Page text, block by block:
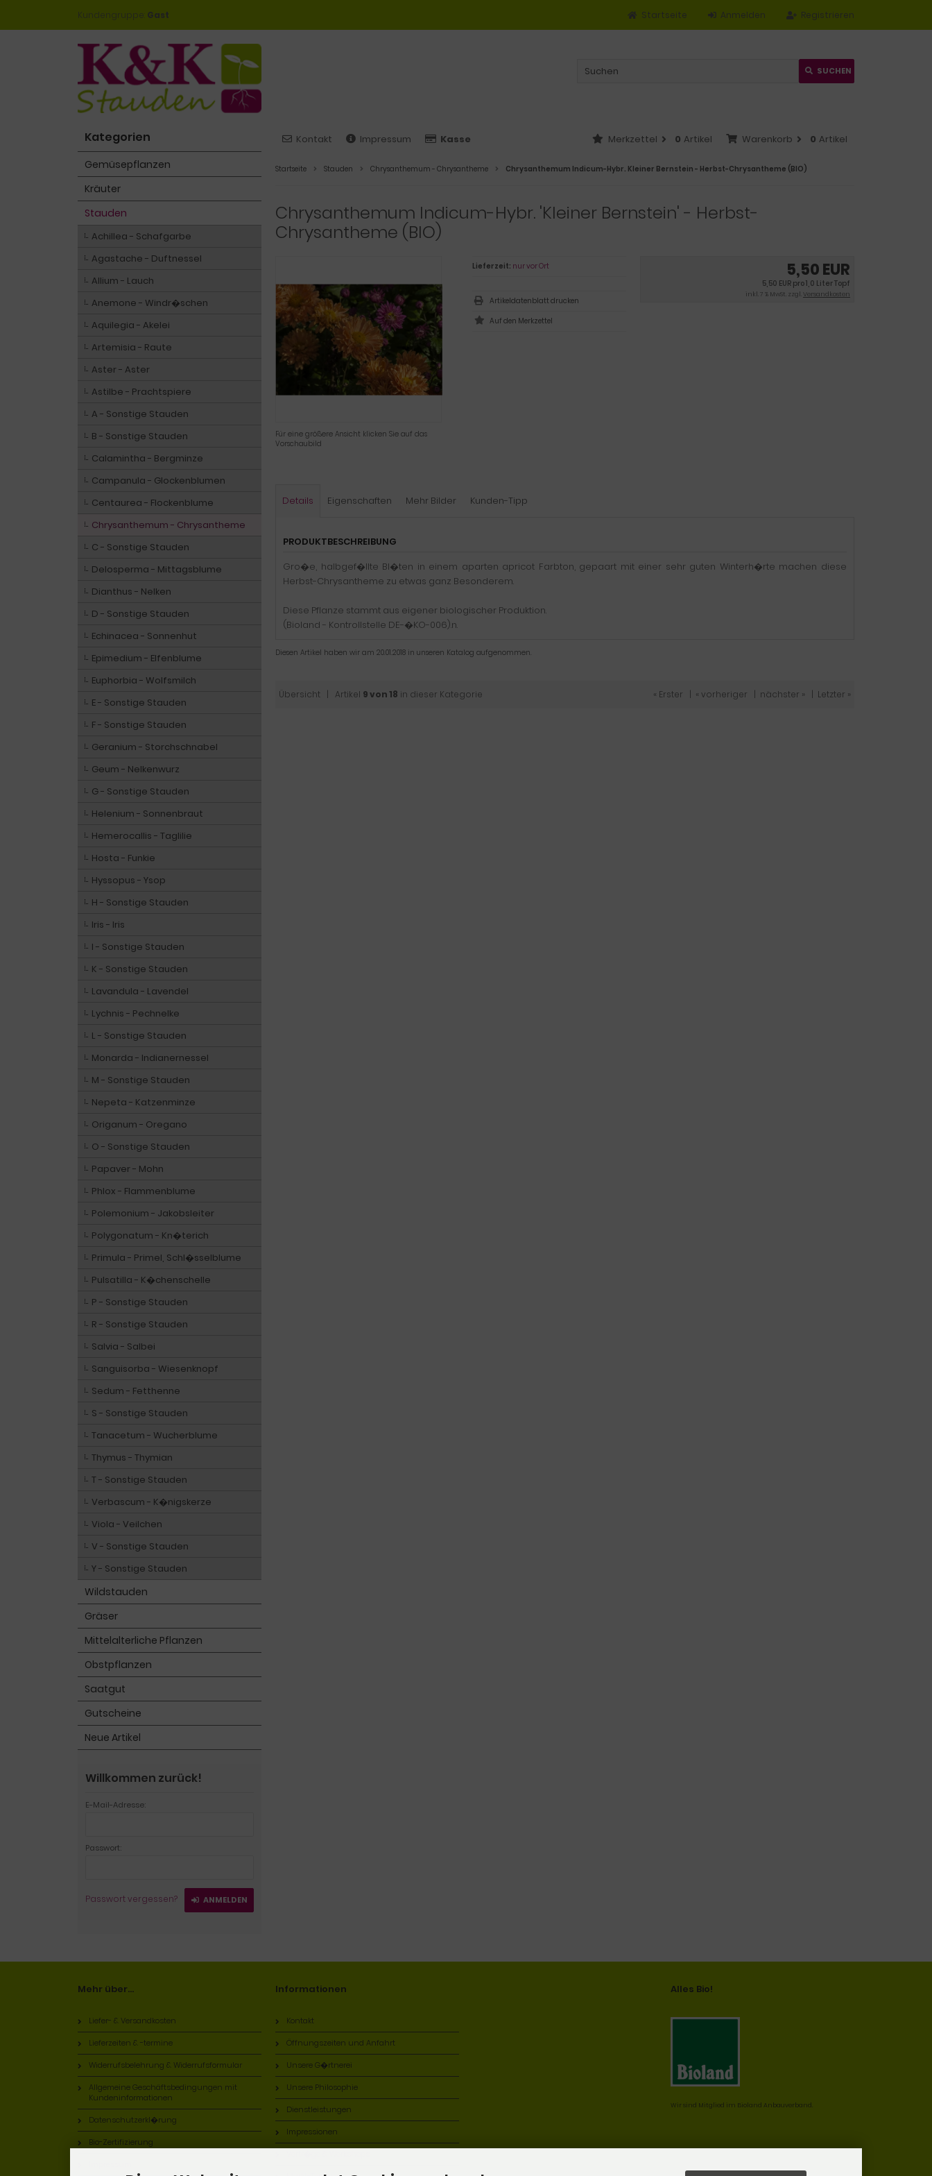
Kundengruppe: Gast Registrieren
Anmelden
Startseite
SUCHEN
Kontakt Impressum Kasse Warenkorb 0 Artikel
Merkzettel 0 Artikel
Startseite Stauden Chrysanthemum - Chrysantheme Chrysanthemum Indicum-Hybr. Kleiner Bernstein - Herbst-Chrysantheme (BIO)
Chrysanthemum Indicum-Hybr. 'Kleiner Bernstein' - Herbst-
Chrysantheme (BIO)
Für eine größere Ansicht klicken Sie auf das
Vorschaubild
5,50 EUR
5,50 EUR pro 1,0 Liter Topf
inkl. 7 % MwSt. zzgl.Versandkosten
Lieferzeit: nur vor Ort
Artikeldatenblatt drucken
Details Eigenschaften Mehr Bilder Kunden-Tipp
PRODUKTBESCHREIBUNG
Gro�e, halbgef�llte Bl�ten in einem aparten apricot Farbton, gepaart mit einer sehr guten Winterh�rte machen diese
Herbst-Chrysantheme zu etwas ganz Besonderem.
Diese Pflanze stammt aus eigener biologischer Produktion.
(Bioland - Kontrollstelle DE-�KO-006).n.
Diesen Artikel haben wir am 20.01.2018 in unseren Katalog aufgenommen.
Übersicht | Artikel 9 von 18 in dieser Kategorie « Erster « vorheriger nächster » Letzter »
Kategorien
Gemüsepflanzen
Kräuter
Stauden
Achillea - Schafgarbe
Agastache - Duftnessel
Allium - Lauch
Anemone - Windr�schen
Aquilegia - Akelei
Artemisia - Raute
Aster - Aster
Astilbe - Prachtspiere
A - Sonstige Stauden
B - Sonstige Stauden
Calamintha - Bergminze
Campanula - Glockenblumen
Centaurea - Flockenblume
Chrysanthemum - Chrysantheme
C - Sonstige Stauden
Delosperma - Mittagsblume
Dianthus - Nelken
D - Sonstige Stauden
Echinacea - Sonnenhut
Epimedium - Elfenblume
Euphorbia - Wolfsmilch
E - Sonstige Stauden
F - Sonstige Stauden
Geranium - Storchschnabel
Geum - Nelkenwurz
G - Sonstige Stauden
Helenium - Sonnenbraut
Hemerocallis - Taglilie
Hosta - Funkie
Hyssopus - Ysop
H - Sonstige Stauden
Iris - Iris
I - Sonstige Stauden
K - Sonstige Stauden
Lavandula - Lavendel
Lychnis - Pechnelke
L - Sonstige Stauden
Monarda - Indianernessel
M - Sonstige Stauden
Nepeta - Katzenminze
Origanum - Oregano
O - Sonstige Stauden
Papaver - Mohn
Phlox - Flammenblume
Polemonium - Jakobsleiter
Polygonatum - Kn�terich
Primula - Primel, Schl�sselblume
Pulsatilla - K�chenschelle
P - Sonstige Stauden
R - Sonstige Stauden
Salvia - Salbei
Sanguisorba - Wiesenknopf
Sedum - Fetthenne
S - Sonstige Stauden
Tanacetum - Wucherblume
Thymus - Thymian
T - Sonstige Stauden
Verbascum - K�nigskerze
Viola - Veilchen
V - Sonstige Stauden
Y - Sonstige Stauden
Wildstauden
Gräser
Mittelalterliche Pflanzen
Obstpflanzen
Saatgut
Gutscheine
Neue Artikel
Willkommen zurück!
E-Mail-Adresse:
Passwort:
Passwort vergessen? ANMELDEN
Mehr über...
Liefer- & Versandkosten
Lieferzeiten & -termine
Widerrufsbelehrung & Widerrufsformular
Allgemeine Geschäftsbedingungen mit
Kundeninformationen
Datenschutzerkl�rung
Bio-Zertifizierung
Informationen
Kontakt
Öffnungszeiten und Anfahrt
Unsere G�rtnerei
Unsere Philosophie
Dienstleistungen
Impressionen
Alles Bio!
Wir sind Mitglied im Bioland Anbauverband.